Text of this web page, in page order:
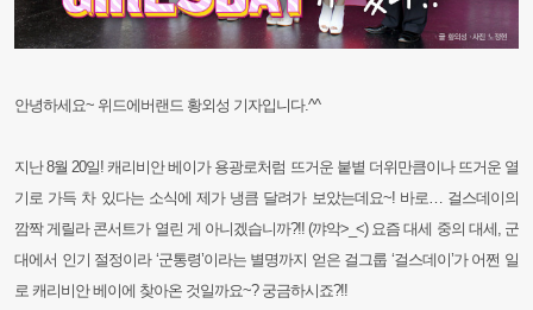
안녕하세요~ 위드에버랜드 황외성 기자입니다.^^
지난 8월 20일! 캐리비안 베이가 용광로처럼 뜨거운 붙볕 더위만큼이나 뜨거운 열
기로 가득 차 있다는 소식에 제가 냉큼 달려가 보았는데요~! 바로… 걸스데이의
깜짝 게릴라 콘서트가 열린 게 아니겠습니까?!! (꺄악>_<) 요즘 대세 중의 대세, 군
대에서 인기 절정이라 ‘군통령’이라는 별명까지 얻은 걸그룹 ‘걸스데이’가 어쩐 일
로 캐리비안 베이에 찾아온 것일까요~? 궁금하시죠?!!